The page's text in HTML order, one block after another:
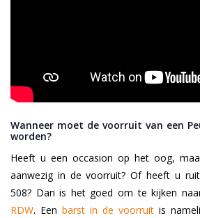
Wanneer moet de voorruit van een
worden?
Heeft u een occasion op het oog,
aanwezig in de voorruit? Of heeft u
508? Dan is het goed om te kijken
RDW. Een barst in de voorruit is